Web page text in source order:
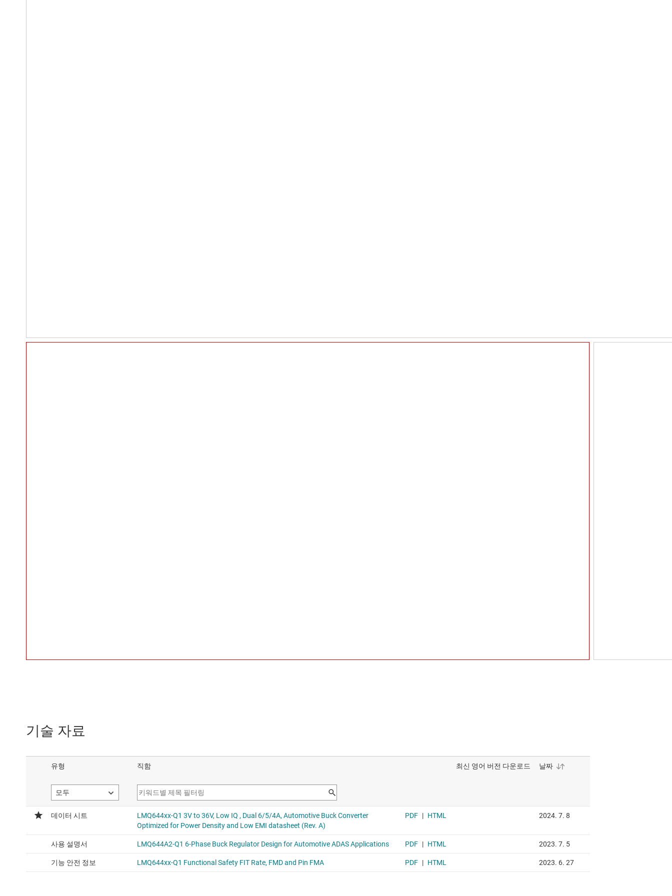
기술 자료